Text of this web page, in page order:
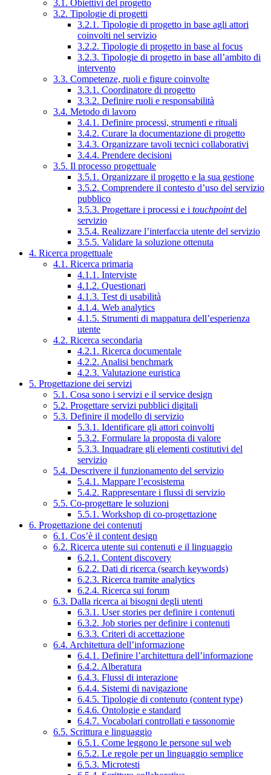
3.1. Obiettivi del progetto
3.2. Tipologie di progetti
3.2.1. Tipologie di progetto in base agli attori
coinvolti nel servizio
3.2.2. Tipologie di progetto in base al focus
3.2.3. Tipologie di progetto in base all’ambito di
intervento
3.3. Competenze, ruoli e figure coinvolte
3.3.1. Coordinatore di progetto
3.3.2. Definire ruoli e responsabilità
3.4. Metodo di lavoro
3.4.1. Definire processi, strumenti e rituali
3.4.2. Curare la documentazione di progetto
3.4.3. Organizzare tavoli tecnici collaborativi
3.4.4. Prendere decisioni
3.5. Il processo progettuale
3.5.1. Organizzare il progetto e la sua gestione
3.5.2. Comprendere il contesto d’uso del servizio
pubblico
3.5.3. Progettare i processi e i touchpointdel
servizio
3.5.4. Realizzare l’interfaccia utente del servizio
3.5.5. Validare la soluzione ottenuta
4. Ricerca progettuale
4.1. Ricerca primaria
4.1.1. Interviste
4.1.2. Questionari
4.1.3. Test di usabilità
4.1.4. Web analytics
4.1.5. Strumenti di mappatura dell’esperienza
utente
4.2. Ricerca secondaria
4.2.1. Ricerca documentale
4.2.2. Analisi benchmark
4.2.3. Valutazione euristica
5. Progettazione dei servizi
5.1. Cosa sono i servizi e il service design
5.2. Progettare servizi pubblici digitali
5.3. Definire il modello di servizio
5.3.1. Identificare gli attori coinvolti
5.3.2. Formulare la proposta di valore
5.3.3. Inquadrare gli elementi costitutivi del
servizio
5.4. Descrivere il funzionamento del servizio
5.4.1. Mappare l’ecosistema
5.4.2. Rappresentare i flussi di servizio
5.5. Co-progettare le soluzioni
5.5.1. Workshop di co-progettazione
6. Progettazione dei contenuti
6.1. Cos’è il content design
6.2. Ricerca utente sui contenuti e il linguaggio
6.2.1. Content discovery
6.2.2. Dati di ricerca (search keywords)
6.2.3. Ricerca tramite analytics
6.2.4. Ricerca sui forum
6.3. Dalla ricerca ai bisogni degli utenti
6.3.1. User stories per definire i contenuti
6.3.2. Job stories per definire i contenuti
6.3.3. Criteri di accettazione
6.4. Architettura dell’informazione
6.4.1. Definire l’architettura dell’informazione
6.4.2. Alberatura
6.4.3. Flussi di interazione
6.4.4. Sistemi di navigazione
6.4.5. Tipologie di contenuto (content type)
6.4.6. Ontologie e standard
6.4.7. Vocabolari controllati e tassonomie
6.5. Scrittura e linguaggio
6.5.1. Come leggono le persone sul web
6.5.2. Le regole per un linguaggio semplice
6.5.3. Microtesti